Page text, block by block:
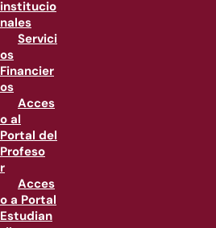
institucio
nales
Servici
os
Financier
os
Acces
o al
Portal del
Profeso
r
Acces
o a Portal
Estudian